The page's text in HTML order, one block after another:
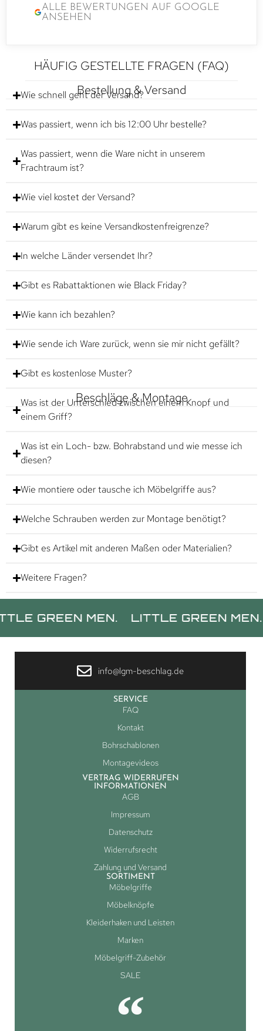
ALLE BEWERTUNGEN AUF GOOGLE
ANSEHEN
HÄUFIG GESTELLTE FRAGEN (FAQ)
Bestellung & Versand
Wie schnell geht der Versand?
Was passiert, wenn ich bis 12:00 Uhr bestelle?
Was passiert, wenn die Ware nicht in unserem
Frachtraum ist?
Wie viel kostet der Versand?
Warum gibt es keine Versandkostenfreigrenze?
In welche Länder versendet Ihr?
Gibt es Rabattaktionen wie Black Friday?
Wie kann ich bezahlen?
Wie sende ich Ware zurück, wenn sie mir nicht gefällt?
Gibt es kostenlose Muster?
Beschläge & Montage
Was ist der Unterschied zwischen einem Knopf und
einem Griff?
Was ist ein Loch- bzw. Bohrabstand und wie messe ich
diesen?
Wie montiere oder tausche ich Möbelgriffe aus?
Welche Schrauben werden zur Montage benötigt?
Gibt es Artikel mit anderen Maßen oder Materialien?
Weitere Fragen?
MEN. LITTLE GREEN MEN.
info@lgm-beschlag.de
SERVICE
FAQ
Kontakt
Bohrschablonen
Montagevideos
VERTRAG WIDERRUFEN
INFORMATIONEN
AGB
Impressum
Datenschutz
Widerrufsrecht
Zahlung und Versand
SORTIMENT
Möbelgriffe
Möbelknöpfe
Kleiderhaken und Leisten
Marken
Möbelgriff-Zubehör
SALE